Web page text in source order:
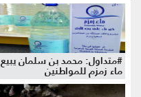
#متداول: محمد بن سلمان يبيع
ماء زمزم للمواطنين